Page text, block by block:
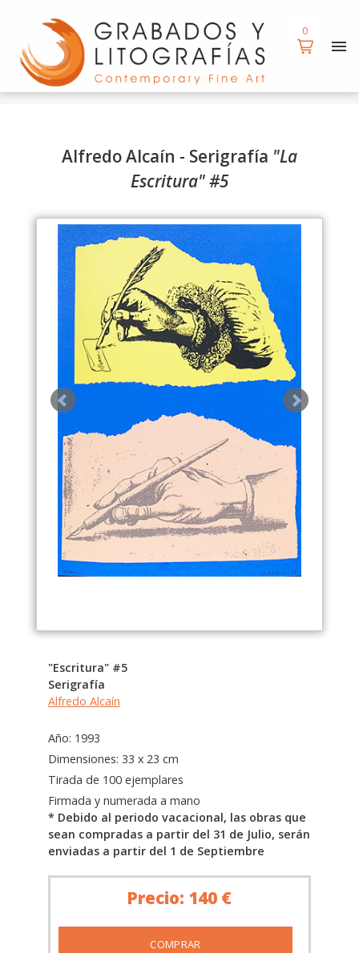
Alfredo Alcaín - Serigrafía "La
Escritura" #5
"Escritura" #5
Serigrafía
Alfredo Alcaín
Año: 1993
Dimensiones: 33 x 23 cm
Tirada de 100 ejemplares
Firmada y numerada a mano
* Debido al periodo vacacional, las obras que
sean compradas a partir del 31 de Julio, serán
enviadas a partir del 1 de Septiembre
Precio: 140 €
0